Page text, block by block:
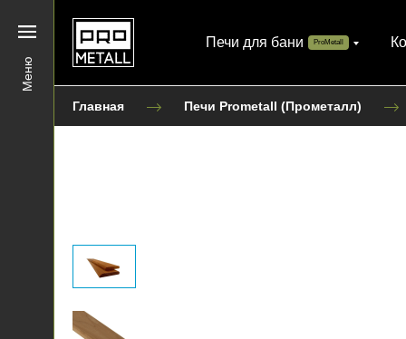
Меню
Печи для бани ProMetall
Главная Печи Prometall (Прометалл)